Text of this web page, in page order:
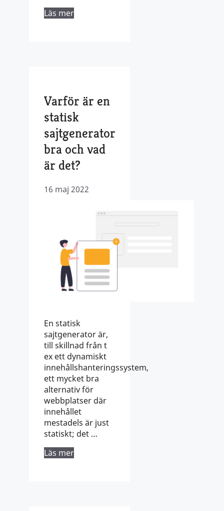
Läs mer
Varför är en
statisk
sajtgenerator
bra och vad
är det?
16 maj 2022
En statisk
sajtgenerator är,
till skillnad från t
ex ett dynamiskt
innehållshanteringssystem,
ett mycket bra
alternativ för
webbplatser där
innehållet
mestadels är just
statiskt; det …
Läs mer